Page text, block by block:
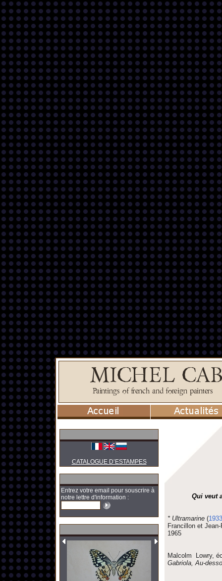
CATALOGUE D’ESTAMPES
Entrez votre email pour souscrire à
notre lettre d'information :
Qui veut
* Ultramarine (1933
Francillon et
1965
Malcolm Lowry,
Gabriola, Au-